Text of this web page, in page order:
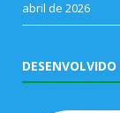
abril de 2026